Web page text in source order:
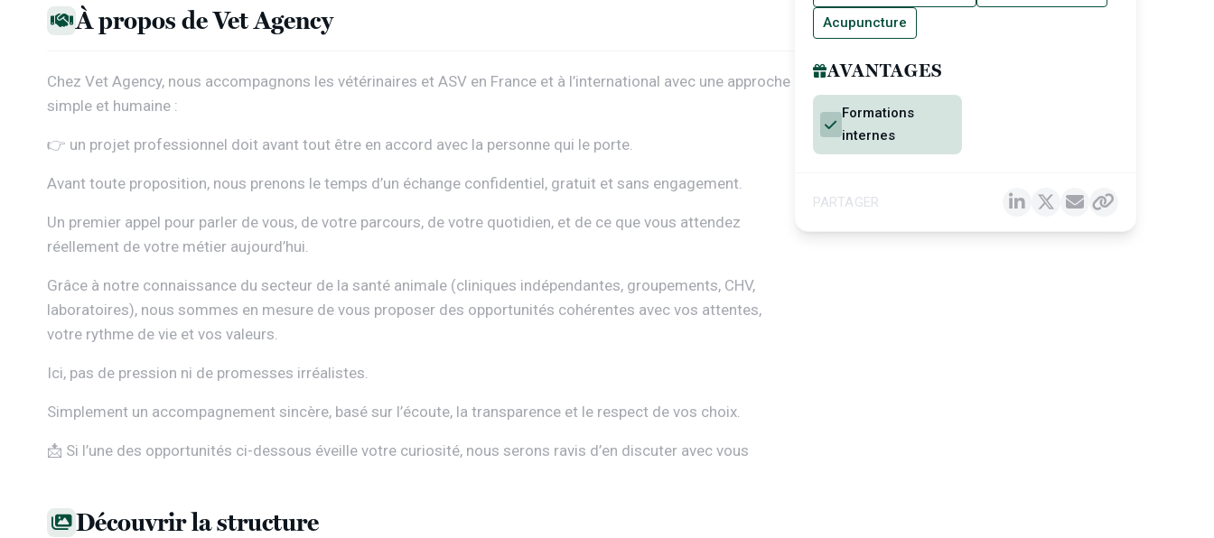
À propos de Vet Agency
Chez Vet Agency, nous accompagnons les vétérinaires et ASV en France et à l’international avec une approche
simple et humaine :
👉 un projet professionnel doit avant tout être en accord avec la personne qui le porte.
Avant toute proposition, nous prenons le temps d’un échange confidentiel, gratuit et sans engagement.
Un premier appel pour parler de vous, de votre parcours, de votre quotidien, et de ce que vous attendez
réellement de votre métier aujourd’hui.
Grâce à notre connaissance du secteur de la santé animale (cliniques indépendantes, groupements, CHV,
laboratoires), nous sommes en mesure de vous proposer des opportunités cohérentes avec vos attentes,
votre rythme de vie et vos valeurs.
Ici, pas de pression ni de promesses irréalistes.
Simplement un accompagnement sincère, basé sur l’écoute, la transparence et le respect de vos choix.
📩 Si l’une des opportunités ci-dessous éveille votre curiosité, nous serons ravis d’en discuter avec vous
Découvrir la structure
Acupuncture
AVANTAGES
Formations
internes
PARTAGER